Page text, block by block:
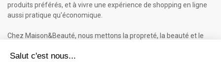
produits préférés, et à vivre une expérience de shopping en ligne
aussi pratique qu'économique.
Chez Maison&Beauté, nous mettons la propreté, la beauté et le
Maison & Beauté : Informations